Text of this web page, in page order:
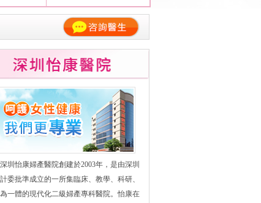
深圳怡康婦產醫院創建於2003年，是由深圳
委批準成立的一所集臨床、教學、科研、
一體的現代化二級婦產專科醫院。怡康在